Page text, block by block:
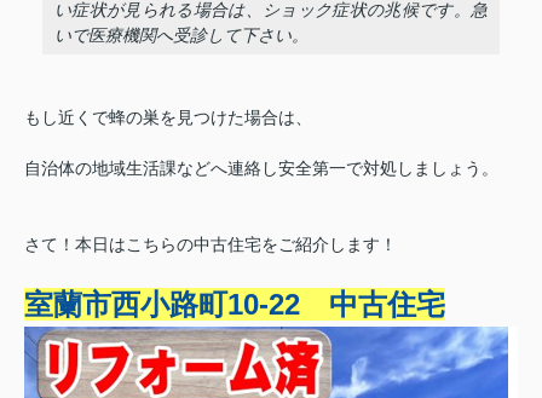
い症状が見られる場合は、ショック症状の兆候です。急
いで医療機関へ受診して下さい。
もし近くで蜂の巣を見つけた場合は、
自治体の地域生活課などへ連絡し安全第一で対処しましょう。
さて！本日はこちらの中古住宅をご紹介します！
室蘭市西小路町10-22 中古住宅